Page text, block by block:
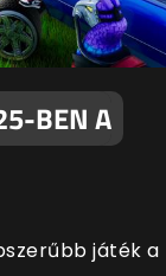
BEN A
játék a